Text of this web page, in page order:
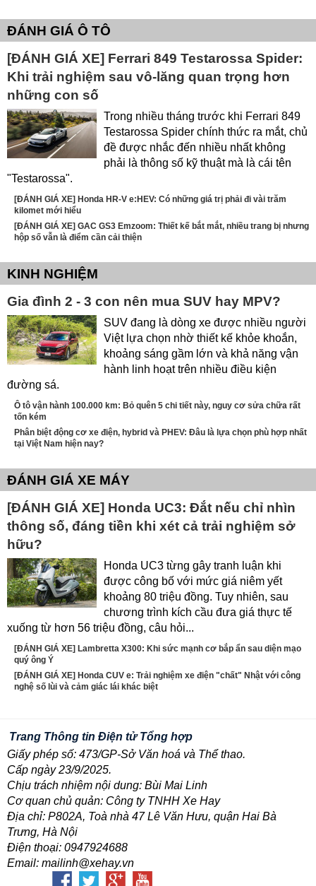
ĐÁNH GIÁ Ô TÔ
[ĐÁNH GIÁ XE] Ferrari 849 Testarossa Spider:
Khi trải nghiệm sau vô-lăng quan trọng hơn
những con số
Trong nhiều tháng trước khi Ferrari 849
Testarossa Spider chính thức ra mắt, chủ
đề được nhắc đến nhiều nhất không
phải là thông số kỹ thuật mà là cái tên
"Testarossa".
[ĐÁNH GIÁ XE] Honda HR-V e:HEV: Có những giá trị phải đi vài trăm
kilomet mới hiểu
[ĐÁNH GIÁ XE] GAC GS3 Emzoom: Thiết kế bắt mắt, nhiều trang bị nhưng
hộp số vẫn là điểm cần cải thiện
KINH NGHIỆM
Gia đình 2 - 3 con nên mua SUV hay MPV?
SUV đang là dòng xe được nhiều người
Việt lựa chọn nhờ thiết kế khỏe khoắn,
khoảng sáng gầm lớn và khả năng vận
hành linh hoạt trên nhiều điều kiện
đường sá.
Ô tô vận hành 100.000 km: Bỏ quên 5 chi tiết này, nguy cơ sửa chữa rất
tốn kém
Phân biệt động cơ xe điện, hybrid và PHEV: Đâu là lựa chọn phù hợp nhất
tại Việt Nam hiện nay?
ĐÁNH GIÁ XE MÁY
[ĐÁNH GIÁ XE] Honda UC3: Đắt nếu chỉ nhìn
thông số, đáng tiền khi xét cả trải nghiệm sở
hữu?
Honda UC3 từng gây tranh luận khi
được công bố với mức giá niêm yết
khoảng 80 triệu đồng. Tuy nhiên, sau
chương trình kích cầu đưa giá thực tế
xuống từ hơn 56 triệu đồng, câu hỏi...
[ĐÁNH GIÁ XE] Lambretta X300: Khi sức mạnh cơ bắp ẩn sau diện mạo
quý ông Ý
[ĐÁNH GIÁ XE] Honda CUV e: Trải nghiệm xe điện "chất" Nhật với công
nghệ số lùi và cảm giác lái khác biệt
Trang Thông tin Điện tử Tổng hợp
Giấy phép số: 473/GP-Sở Văn hoá và Thể thao.
Cấp ngày 23/9/2025.
Chịu trách nhiệm nội dung: Bùi Mai Linh
Cơ quan chủ quản: Công ty TNHH Xe Hay
Địa chỉ: P802A, Toà nhà 47 Lê Văn Hưu, quận Hai Bà
Trưng, Hà Nội
Điện thoại: 0947924688
Email: mailinh@xehay.vn